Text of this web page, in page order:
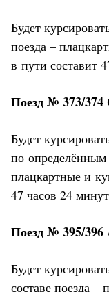
Будет
поезда –
в пути составит
Поезд № 373/
Будет
по определённым
плацкартные и
47 часов 24
Поезд № 395/396
Будет
составе поезда